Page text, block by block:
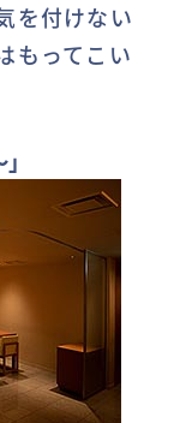
を付けない
もってこい